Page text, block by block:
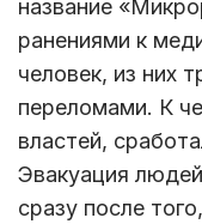
название
ранениями к
человек, из них
переломами. К
властей,
Эвакуация
сразу после